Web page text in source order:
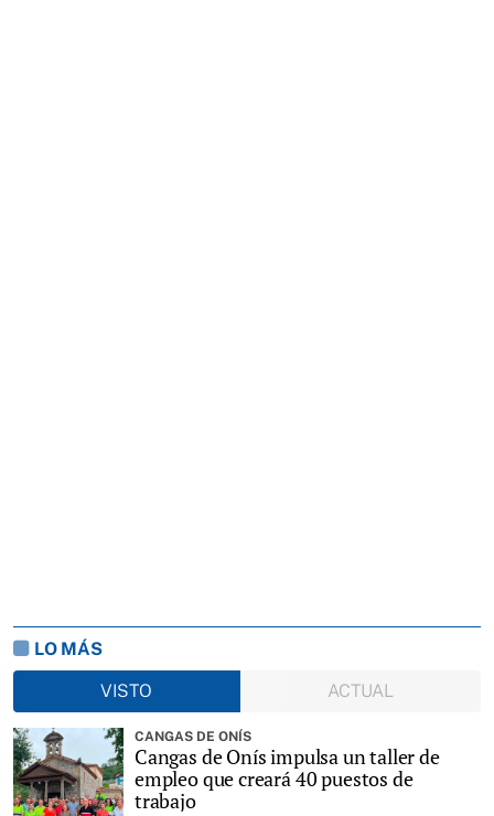
LO MÁS
VISTO
ACTUAL
CANGAS DE ONÍS
Cangas de Onís impulsa un taller de
empleo que creará 40 puestos de
trabajo